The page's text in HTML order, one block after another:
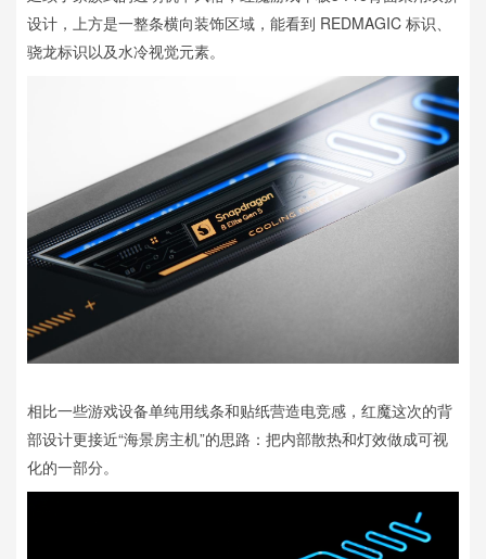
设计，上方是一整条横向装饰区域，能看到 REDMAGIC 标识、
骁龙标识以及水冷视觉元素。
相比一些游戏设备单纯用线条和贴纸营造电竞感，红魔这次的背
部设计更接近“海景房主机”的思路：把内部散热和灯效做成可视
化的一部分。